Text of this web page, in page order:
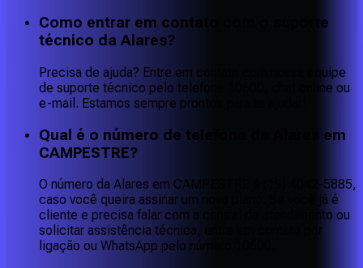
Como entrar em contato com o suporte
técnico da Alares?
Precisa de ajuda? Entre em contato com nossa equipe
de suporte técnico pelo telefone 10600, chat online ou
e-mail. Estamos sempre prontos para te ajudar!
Qual é o número de telefone da Alares em
CAMPESTRE?
O número da Alares em CAMPESTRE é (19) 4042-5885,
caso você queira assinar um novo plano. Se você já é
cliente e precisa falar com a central de atendimento ou
solicitar assistência técnica, entre em contato por
ligação ou WhatsApp pelo número 10600.